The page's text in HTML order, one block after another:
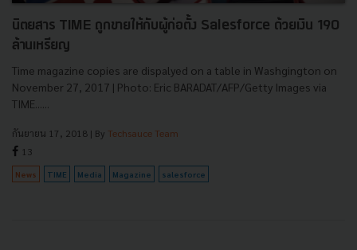
นิตยสาร TIME ถูกขายให้กับผู้ก่อตั้ง Salesforce ด้วยเงิน 190
ล้านเหรียญ
Time magazine copies are dispalyed on a table in Washgington on
November 27, 2017 | Photo: Eric BARADAT/AFP/Getty Images via
TIME......
กันยายน 17, 2018 | By Techsauce Team
13
News TIME Media Magazine salesforce